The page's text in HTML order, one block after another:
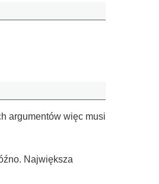
argumentów więc musi
Największa